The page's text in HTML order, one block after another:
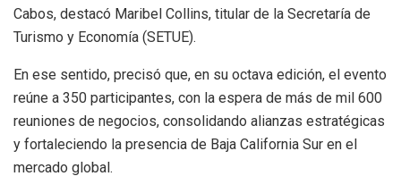
Cabos, destacó Maribel Collins, titular de la Secretaría de
Turismo y Economía (SETUE).
En ese sentido, precisó que, en su octava edición, el evento
reúne a 350 participantes, con la espera de más de mil 600
reuniones de negocios, consolidando alianzas estratégicas
y fortaleciendo la presencia de Baja California Sur en el
mercado global.